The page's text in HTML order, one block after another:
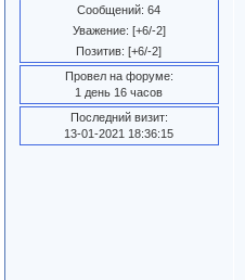
Сообщений: 64
Уважение: [+6/-2]
Позитив: [+6/-2]
Провел на форуме:
1 день 16 часов
Последний визит:
13-01-2021 18:36:15